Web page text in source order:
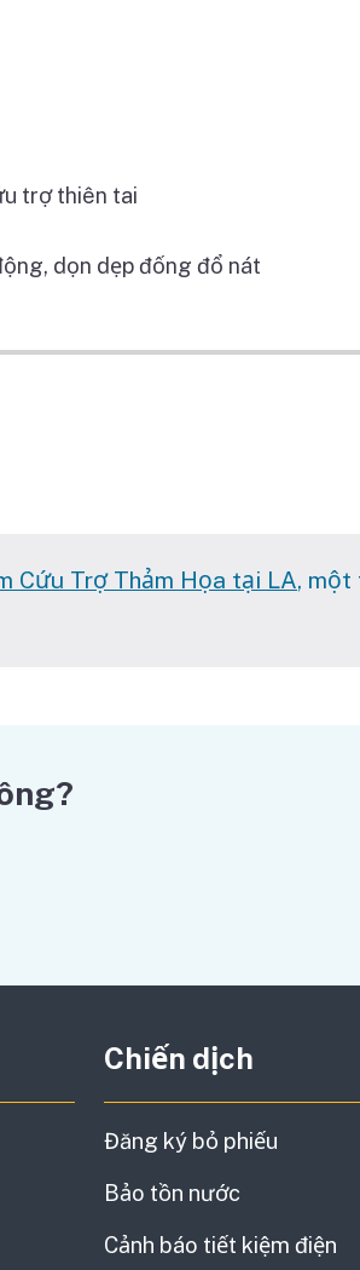
trợ thiên tai
dọn dẹp đống đổ nát
Cứu Trợ Thảm Họa tại LA, một
Chiến dịch
Đăng ký bỏ phiếu
Bảo tồn nước
Cảnh báo tiết kiệm điện